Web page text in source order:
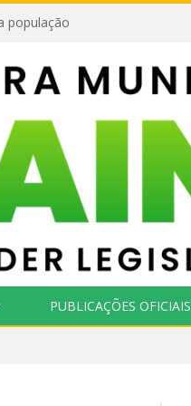
população
PUBLICAÇÕES OFICIAIS